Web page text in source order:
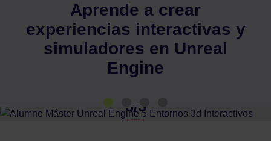
Aprende a crear
experiencias interactivas y
simuladores en Unreal
Engine
5/5
Previous Next